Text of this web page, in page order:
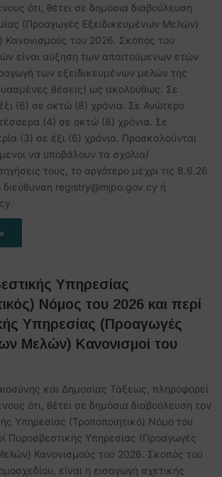
ότι, θέτει σε δημόσια διαβούλευση
(Προαγωγές Εξειδικευμένων Μελών)
Κανονισμούς του 2026. Σκοπός του
είναι αύξηση των απαιτούμενων ετών
των εξειδικευμένων μελών της
θέσεις) ως ακολούθως: Σε
(6) σε οκτώ (8) χρόνια. Σε Ανώτερο
(4) σε οκτώ (8) χρόνια. Σε
(3) σε έξι (6) χρόνια. Προσκαλούνται
να υποβάλουν τα σχόλια/
τους, το αργότερο μέχρι τις 8.6.26
διεύθυνση registry@mjpo.gov.cy ή
Υπηρεσίας
Νόμος του 2026 και περί
Υπηρεσίας (Προαγωγές
Μελών) Κανονισμοί του
και Δημοσίας Τάξεως, πληροφορεί
ότι, θέτει σε δημόσια διαβούλευση τον
Υπηρεσίας (Τροποποιητικό) Νόμο του
Πυροσβεστικής Υπηρεσίας (Προαγωγές
Κανονισμούς του 2026. Σκοπός του
είναι η εισαγωγή σχετικής